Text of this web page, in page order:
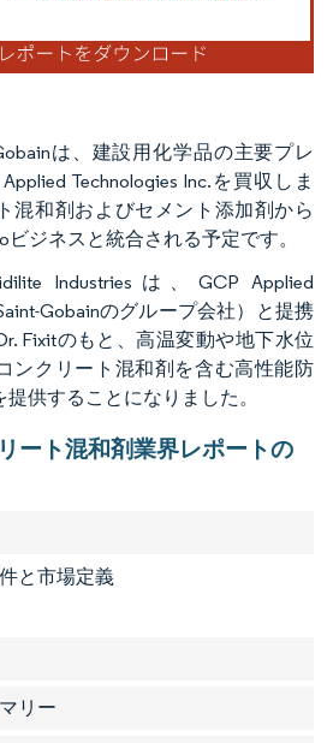
は、建設用化学品の主要プレ
Technologies Inc.を買収しま
混和剤およびセメント添加剤から
ジネスと統合される予定です。
Industriesは、GCP Applied
Gobainのグループ会社）と提携
Fixitのもと、高温変動や地下水位
ンクリート混和剤を含む高性能防
供することになりました。
ート混和剤業界レポートの
と市場定義
リー